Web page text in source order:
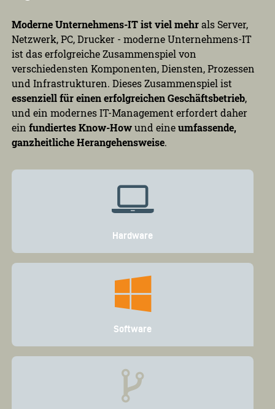
Moderne Unternehmens-IT ist viel mehrals Server,
Netzwerk, PC, Drucker - moderne Unternehmens-IT
ist das erfolgreiche Zusammenspiel von
verschiedensten Komponenten, Diensten, Prozessen
und Infrastrukturen. Dieses Zusammenspiel ist
essenziell für einen erfolgreichen Geschäftsbetrieb,
und ein modernes IT-Management erfordert daher
einfundiertes Know-Howund eineumfassende,
ganzheitliche Herangehensweise.
Hardware
Software